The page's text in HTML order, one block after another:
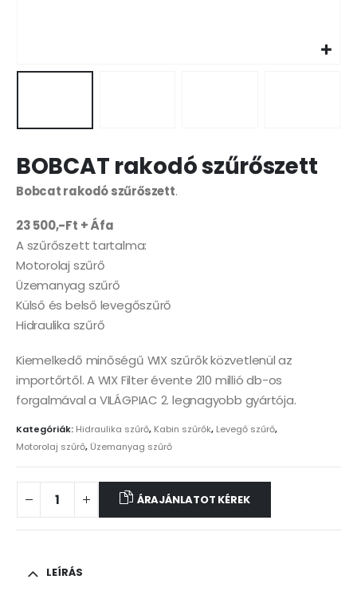
BOBCAT rakodó szűrőszett
Bobcat rakodó szűrőszett.
23 500,-Ft + Áfa
A szűrőszett tartalma:
Motorolaj szűrő
Üzemanyag szűrő
Külső és belső levegőszűrő
Hidraulika szűrő
Kiemelkedő minőségű WIX szűrők közvetlenül az
importőrtől. A WIX Filter évente 210 millió db-os
forgalmával a VILÁGPIAC 2. legnagyobb gyártója.
Kategóriák: Hidraulika szűrő, Kabin szűrők, Levegő szűrő,
Motorolaj szűrő, Üzemanyag szűrő
ÁRAJÁNLATOT KÉREK
LEÍRÁS